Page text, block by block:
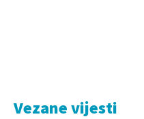
Vezane vijesti